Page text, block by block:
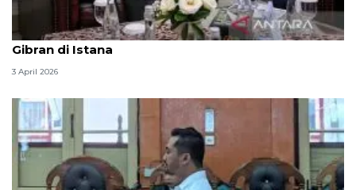
Seskab Teddy silaturahmi Idul Fitri ke Wapres
Gibran di Istana
3 April 2026